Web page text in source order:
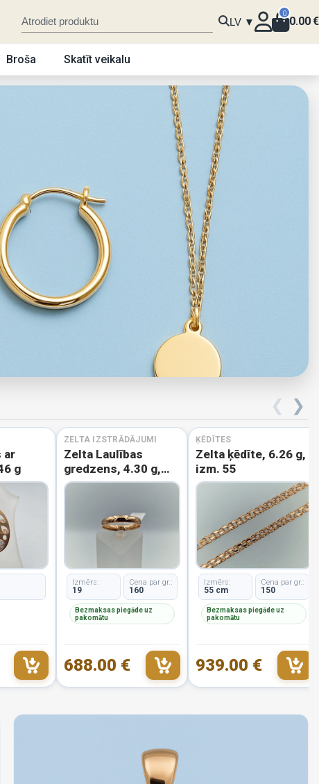
LV ▼
0
0.00€
Broša Skatīt veikalu
❮ ❯
ar
g
ZELTA IZSTRĀDĀJUMI
Zelta Laulības
gredzens, 4.30 g,
izm. 19
Izmērs:
19
Cena par gr.:
160
Bezmaksas piegāde uz
pakomātu
688.00 €
ĶĒDĪTES
Zelta ķēdīte, 6.26 g,
izm. 55
Izmērs:
55 cm
Cena par gr.:
150
Bezmaksas piegāde uz
pakomātu
939.00 €